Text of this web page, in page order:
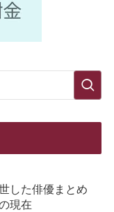
した俳優まとめ
現在